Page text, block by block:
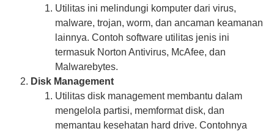
Utilitas ini melindungi komputer dari virus,
malware, trojan, worm, dan ancaman keamanan
lainnya. Contoh software utilitas jenis ini
termasuk Norton Antivirus, McAfee, dan
Malwarebytes.
Disk Management
Utilitas disk management membantu dalam
mengelola partisi, memformat disk, dan
memantau kesehatan hard drive. Contohnya